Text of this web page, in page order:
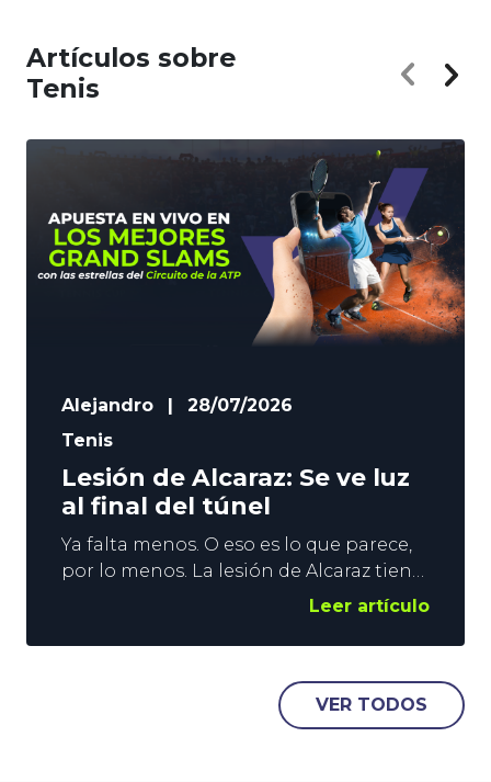
Artículos sobre
Tenis
Alejandro
28/07/2026
Tenis
Lesión de Alcaraz: Se ve luz
al final del túnel
Ya falta menos. O eso es lo que parece,
por lo menos. La lesión de Alcaraz tiene
al español fuera de las pistas desde
entre los 2 mejores tenistas del
momento. Todo hace indicar que
agosto será el mes de la reaparición del
Leer artículo
VER TODOS